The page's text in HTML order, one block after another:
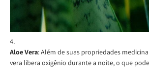
Aloe Vera: Além de suas propriedades
vera libera oxigênio durante a noite, o que